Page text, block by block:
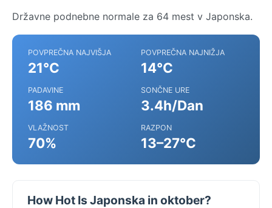
Državne podnebne normale za 64 mest v Japonska.
POVPREČNA NAJVIŠJA
21°C
POVPREČNA NAJNIŽJA
14°C
PADAVINE
186 mm
SONČNE URE
3.4h/Dan
VLAŽNOST
70%
RAZPON
13–27°C
How Hot Is Japonska in oktober?